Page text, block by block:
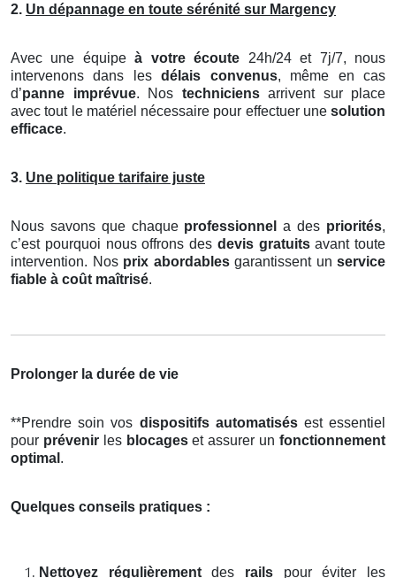
2. Un dépannage en toute sérénité sur Margency
Avec une équipeà votre écoute 24h/24 et 7j/7, nous
intervenons dans lesdélais convenus, même en cas
d’panne imprévue. Nos techniciensarrivent sur place
avec tout le matériel nécessaire pour effectuer une solution
efficace.
3. Une politique tarifaire juste
Nous savons que chaque professionnel a des priorités,
c’est pourquoi nous offrons des devis gratuitsavant toute
intervention. Nos prix abordablesgarantissent un service
fiable à coût maîtrisé.
Prolonger la durée de vie
**Prendre soin vos dispositifs automatisésest essentiel
pour prévenirles blocageset assurer unfonctionnement
optimal .
Quelques conseils pratiques :
Nettoyez régulièrementdes rails pour éviter les